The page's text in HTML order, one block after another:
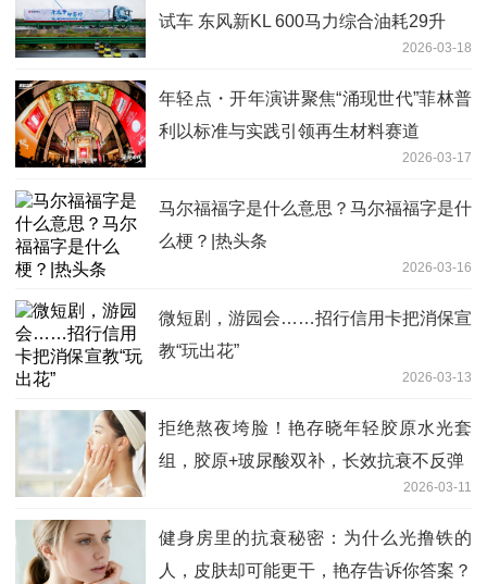
试车 东风新KL 600马力综合油耗29升
2026-03-18
年轻点・开年演讲聚焦“涌现世代”菲林普
利以标准与实践引领再生材料赛道
2026-03-17
马尔福福字是什么意思？马尔福福字是什
么梗？|热头条
2026-03-16
微短剧，游园会……招行信用卡把消保宣
教“玩出花”
2026-03-13
拒绝熬夜垮脸！艳存晓年轻胶原水光套
组，胶原+玻尿酸双补，长效抗衰不反弹
2026-03-11
健身房里的抗衰秘密：为什么光撸铁的
人，皮肤却可能更干，艳存告诉你答案？